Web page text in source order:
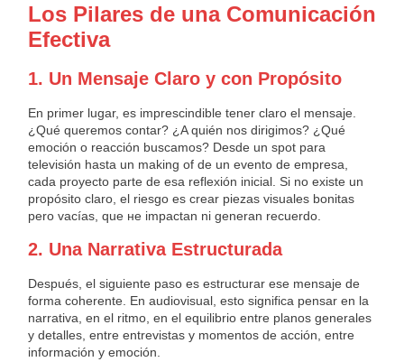
Los Pilares de una Comunicación
Efectiva
1. Un Mensaje Claro y con Propósito
En primer lugar, es imprescindible tener claro el mensaje.
¿Qué queremos contar? ¿A quién nos dirigimos? ¿Qué
emoción o reacción buscamos? Desde un spot para
televisión hasta un making of de un evento de empresa,
cada proyecto parte de esa reflexión inicial. Si no existe un
propósito claro, el riesgo es crear piezas visuales bonitas
pero vacías, que не impactan ni generan recuerdo.
2. Una Narrativa Estructurada
Después, el siguiente paso es estructurar ese mensaje de
forma coherente. En audiovisual, esto significa pensar en la
narrativa, en el ritmo, en el equilibrio entre planos generales
y detalles, entre entrevistas y momentos de acción, entre
información y emoción.